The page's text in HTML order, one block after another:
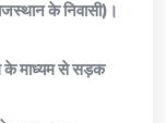
के निवासी)।
के माध्यम से सड़क